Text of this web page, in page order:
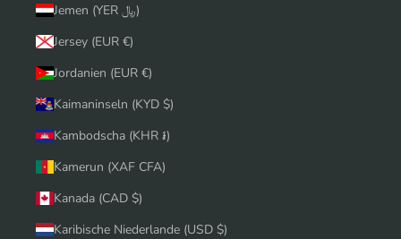
Jemen (YER ﷼)
Jersey (EUR €)
Jordanien (EUR €)
Kaimaninseln (KYD $)
Kambodscha (KHR ៛)
Kamerun (XAF CFA)
Kanada (CAD $)
Karibische Niederlande (USD $)